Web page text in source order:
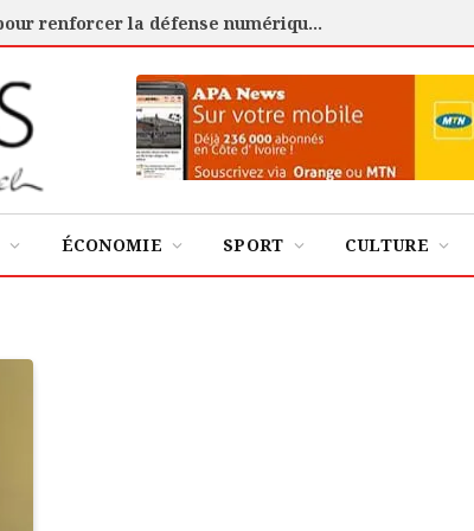
Cybersécurité : l’ANSSI certifie 88 experts pour renforcer la défense numérique de la Côte d’Ivoire
ÉCONOMIE SPORT CULTURE